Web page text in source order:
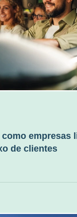
empresas
de clientes